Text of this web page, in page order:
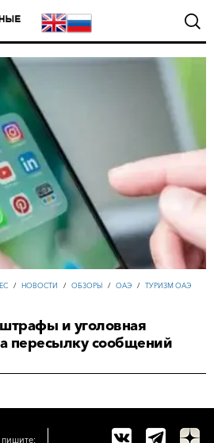
/ НОВОСТИ / ОБЗОРЫ / ОАЭ / ТУРИЗМ ОАЭ
и уголовная
пересылку сообщений
пишите: